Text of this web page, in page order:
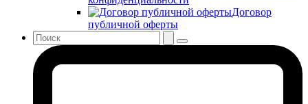
Договор
публичной оферты